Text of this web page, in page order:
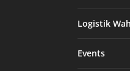
Logistik
Events